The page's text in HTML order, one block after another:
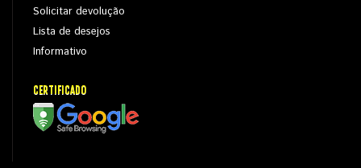
Solicitar devolução
Lista de desejos
Informativo
CERTIFICADO